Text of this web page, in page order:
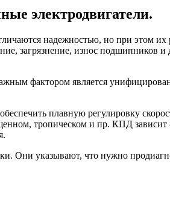
электродвигатели.
надежностью, но при этом их
загрязнение, износ подшипников
фактором является
плавную регулировку
тропическом и пр. КПД зависит
Они указывают, что нужно